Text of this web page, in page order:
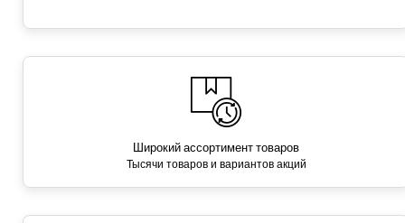
Широкий ассортимент товаров
Тысячи товаров и вариантов акций